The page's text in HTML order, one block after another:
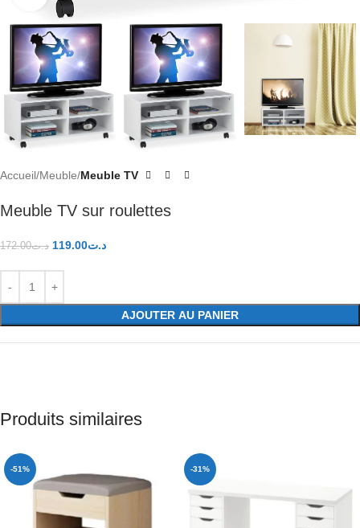
Accueil Meuble Meuble TV
Meuble TV sur roulettes
د.ت172.00 د.ت119.00
AJOUTER AU PANIER
Produits similaires
-51% -31%